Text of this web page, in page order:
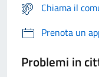
Chiama il
Prenota un
Problemi in